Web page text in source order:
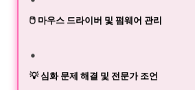
🖱️ 마우스 드라이버 및 펌웨어 관리
💡 심화 문제 해결 및 전문가 조언